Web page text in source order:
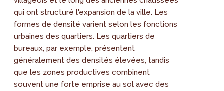
qui ont structuré l'expansion de la ville. Les
formes de densité varient selon les fonctions
urbaines des quartiers. Les quartiers de
bureaux, par exemple, présentent
généralement des densités élevées, tandis
que les zones productives combinent
souvent une forte emprise au sol avec des